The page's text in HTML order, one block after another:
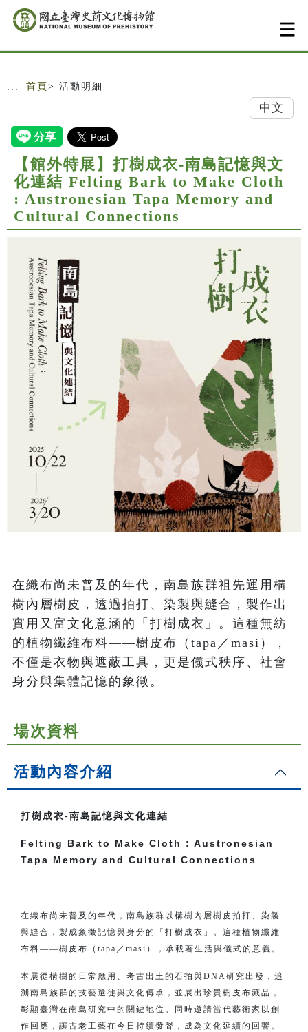
跳到主要內容
網站導覽
::: 首頁 > 活動明細
中文
【館外特展】打樹成衣-南島記憶與文
化連結 Felting Bark to Make Cloth
: Austronesian Tapa Memory and
Cultural Connections
在織布尚未普及的年代，南島族群祖先運用構
樹內層樹皮，透過拍打、染製與縫合，製作出
實用又富文化意涵的「打樹成衣」。這種無紡
的植物纖維布料——樹皮布（tapa／masi），
不僅是衣物與遮蔽工具，更是儀式秩序、社會
身分與集體記憶的象徵。
場次資料
活動內容介紹
打樹成衣-南島記憶與文化連結
Felting Bark to Make Cloth : Austronesian
Tapa Memory and Cultural Connections
在織布尚未普及的年代，南島族群以構樹內層樹皮拍打、染製
與縫合，製成象徵記憶與身分的「打樹成衣」。這種植物纖維
布料——樹皮布（tapa／masi），承載著生活與儀式的意義。
本展從構樹的日常應用、考古出土的石拍與DNA研究出發，追
溯南島族群的技藝遷徙與文化傳承，並展出珍貴樹皮布藏品，
彰顯臺灣在南島研究中的關鍵地位。同時邀請當代藝術家以創
作回應，讓古老工藝在今日持續發聲，成為文化延續的回響。